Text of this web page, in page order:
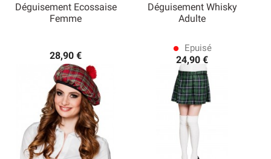
Déguisement Ecossaise
Femme
28,90 €
Déguisement Whisky
Adulte
lens Epuisé
24,90 €